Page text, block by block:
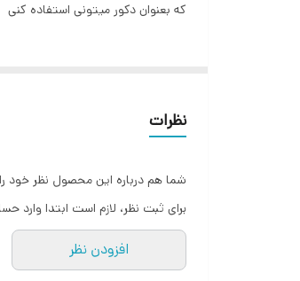
که بعنوان دکور میتونی استفاده کنی
نظرات
شما هم درباره این محصول نظر خود
برای ثبت نظر، لازم است ابتدا وارد
افزودن نظر